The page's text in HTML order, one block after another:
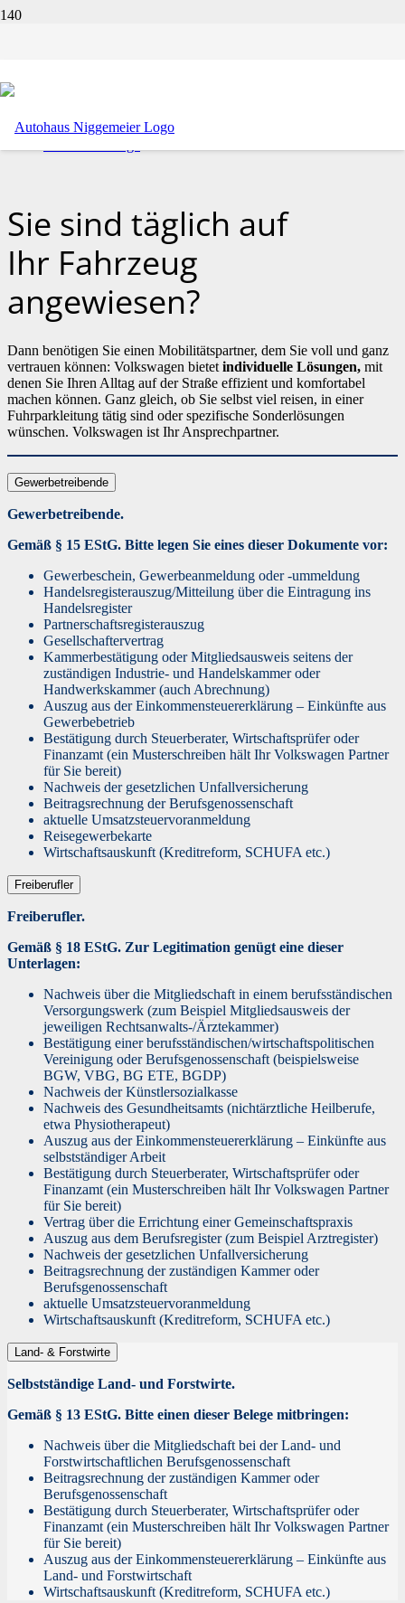
Sie sind täglich auf
Ihr Fahrzeug
angewiesen?
Dann benötigen Sie einen Mobilitätspartner, dem Sie voll und ganz
vertrauen können: Volkswagen bietet individuelle Lösungen, mit
denen Sie Ihren Alltag auf der Straße effizient und komfortabel
machen können. Ganz gleich, ob Sie selbst viel reisen, in einer
Fuhrparkleitung tätig sind oder spezifische Sonderlösungen
wünschen. Volkswagen ist Ihr Ansprechpartner.
Gewerbetreibende
Gewerbetreibende.
Gemäß § 15 EStG. Bitte legen Sie eines dieser Dokumente vor:
Gewerbeschein, Gewerbeanmeldung oder -ummeldung
Handelsregisterauszug/Mitteilung über die Eintragung ins
Handelsregister
Partnerschaftsregisterauszug
Gesellschaftervertrag
Kammerbestätigung oder Mitgliedsausweis seitens der
zuständigen Industrie- und Handelskammer oder
Handwerkskammer (auch Abrechnung)
Auszug aus der Einkommensteuererklärung – Einkünfte aus
Gewerbebetrieb
Bestätigung durch Steuerberater, Wirtschaftsprüfer oder
Finanzamt (ein Musterschreiben hält Ihr Volkswagen Partner
für Sie bereit)
Nachweis der gesetzlichen Unfallversicherung
Beitragsrechnung der Berufsgenossenschaft
aktuelle Umsatzsteuervoranmeldung
Reisegewerbekarte
Wirtschaftsauskunft (Kreditreform, SCHUFA etc.)
Freiberufler
Freiberufler.
Gemäß § 18 EStG. Zur Legitimation genügt eine dieser
Unterlagen:
Nachweis über die Mitgliedschaft in einem berufsständischen
Versorgungswerk (zum Beispiel Mitgliedsausweis der
jeweiligen Rechtsanwalts-/Ärztekammer)
Bestätigung einer berufsständischen/wirtschaftspolitischen
Vereinigung oder Berufsgenossenschaft (beispielsweise
BGW, VBG, BG ETE, BGDP)
Nachweis der Künstlersozialkasse
Nachweis des Gesundheitsamts (nichtärztliche Heilberufe,
etwa Physiotherapeut)
Auszug aus der Einkommensteuererklärung – Einkünfte aus
selbstständiger Arbeit
Bestätigung durch Steuerberater, Wirtschaftsprüfer oder
Finanzamt (ein Musterschreiben hält Ihr Volkswagen Partner
für Sie bereit)
Vertrag über die Errichtung einer Gemeinschaftspraxis
Auszug aus dem Berufsregister (zum Beispiel Arztregister)
Nachweis der gesetzlichen Unfallversicherung
Beitragsrechnung der zuständigen Kammer oder
Berufsgenossenschaft
aktuelle Umsatzsteuervoranmeldung
Wirtschaftsauskunft (Kreditreform, SCHUFA etc.)
Land- & Forstwirte
Selbstständige Land- und Forstwirte.
Gemäß § 13 EStG. Bitte einen dieser Belege mitbringen:
Nachweis über die Mitgliedschaft bei der Land- und
Forstwirtschaftlichen Berufsgenossenschaft
Beitragsrechnung der zuständigen Kammer oder
Berufsgenossenschaft
Bestätigung durch Steuerberater, Wirtschaftsprüfer oder
Finanzamt (ein Musterschreiben hält Ihr Volkswagen Partner
für Sie bereit)
Auszug aus der Einkommensteuererklärung – Einkünfte aus
Land- und Forstwirtschaft
Wirtschaftsauskunft (Kreditreform, SCHUFA etc.)